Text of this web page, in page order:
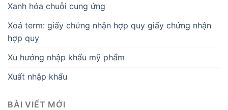
Xanh hóa chuỗi cung ứng
Xoá term: giấy chứng nhận hợp quy giấy chứng nhận
hợp quy
Xu hướng nhập khẩu mỹ phẩm
Xuất nhập khẩu
BÀI VIẾT MỚI